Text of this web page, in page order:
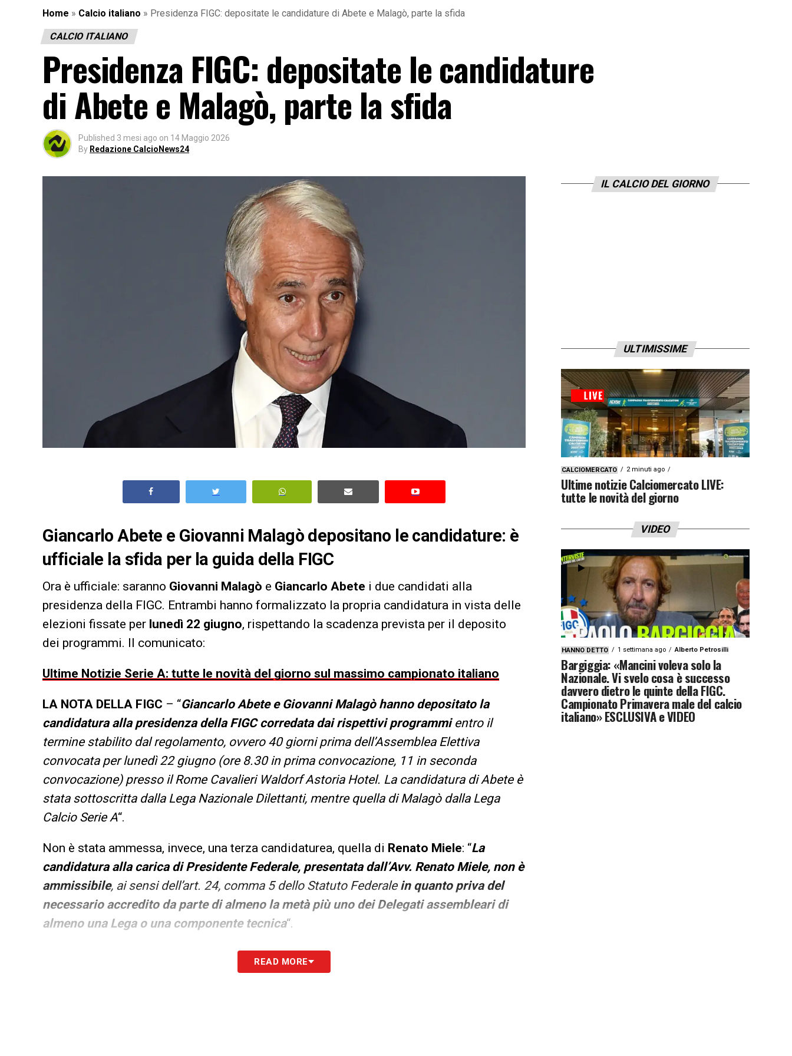
Home » Calcio italiano » Presidenza FIGC: depositate le candidature di Abete e Malagò, parte la sfida
CALCIO ITALIANO
Presidenza FIGC: depositate le candidature
di Abete e Malagò, parte la sfida
Published 3 mesi ago on 14 Maggio 2026
By Redazione CalcioNews24
Giancarlo Abete e Giovanni Malagò depositano le candidature: è
ufficiale la sfida per la guida della FIGC
Ora è ufficiale: saranno Giovanni Malagò e Giancarlo Abete i due candidati alla
presidenza della FIGC. Entrambi hanno formalizzato la propria candidatura in vista delle
elezioni fissate per lunedì 22 giugno, rispettando la scadenza prevista per il deposito
dei programmi. Il comunicato:
Ultime Notizie Serie A: tutte le novità del giorno sul massimo campionato italiano
LA NOTA DELLA FIGC – “Giancarlo Abete e Giovanni Malagò hanno depositato la
candidatura alla presidenza della FIGC corredata dai rispettivi programmi entro il
termine stabilito dal regolamento, ovvero 40 giorni prima dell’Assemblea Elettiva
convocata per lunedì 22 giugno (ore 8.30 in prima convocazione, 11 in seconda
convocazione) presso il Rome Cavalieri Waldorf Astoria Hotel. La candidatura di Abete è
stata sottoscritta dalla Lega Nazionale Dilettanti, mentre quella di Malagò dalla Lega
Calcio Serie A“.
Non è stata ammessa, invece, una terza candidaturea, quella di Renato Miele: “La
candidatura alla carica di Presidente Federale, presentata dall’Avv. Renato Miele, non è
ammissibile, ai sensi dell’art. 24, comma 5 dello Statuto Federale in quanto priva del
necessario accredito da parte di almeno la metà più uno dei Delegati assembleari di
almeno una Lega o una componente tecnica“.
LA PLAYLIST DELLE NOSTRE TOP NEWSREAD MORE
IL CALCIO DEL GIORNO
ULTIMISSIME
CALCIOMERCATO 2 minuti ago
Ultime notizie Calciomercato LIVE:
tutte le novità del giorno
VIDEO
HANNO DETTO 1 settimana ago Alberto Petrosilli
Bargiggia: «Mancini voleva solo la
Nazionale. Vi svelo cosa è successo
davvero dietro le quinte della FIGC.
Campionato Primavera male del calcio
italiano» ESCLUSIVA e VIDEO